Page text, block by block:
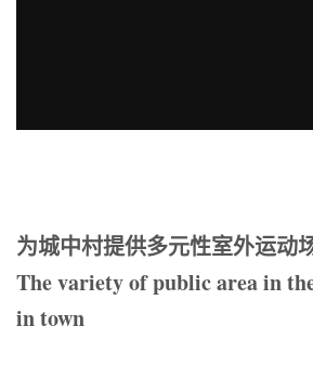
为城中村提供多元性室外运动
The variety of public area in
in town